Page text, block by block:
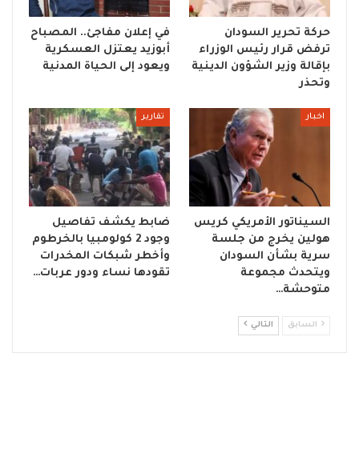
حركة تحرير السودان
ترفض قرار رئيس الوزراء
بإقالة وزير الشؤون الدينية
وتحذر
في إعلان مفاجئ.. المصباح
أبوزيد يعتزل العسكرية
ويعود إلى الحياة المدنية
اخبار
السيناتور الأمريكي كريس
هولين يخرج من جلسة
سرية بشأن السودان
ويتحدث مجموعة
متوحشة…
تقارير
ضابط يكشف تفاصيل
وجود 2 كولومبيا بالخرطوم
وأخطر شبكات المخدرات
تقودها نساء ودور عربات…
السابق التالي